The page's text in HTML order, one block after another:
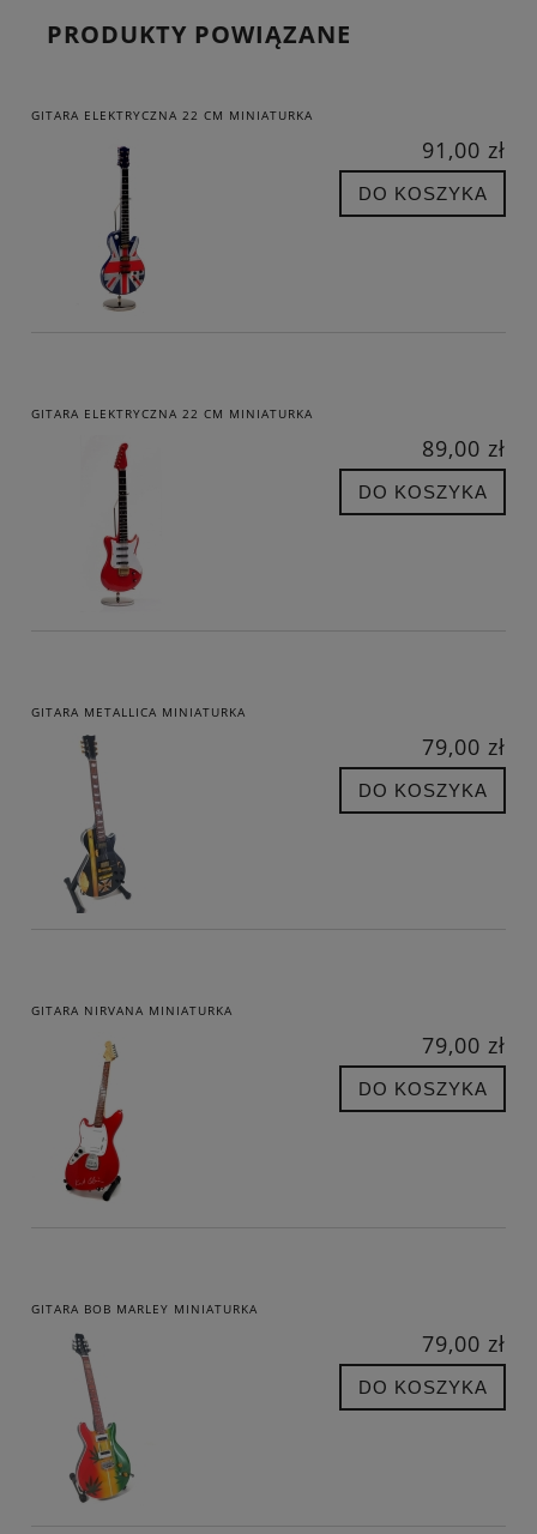
PRODUKTY POWIĄZANE
GITARA ELEKTRYCZNA 22 CM MINIATURKA
91,00 zł
DO KOSZYKA
GITARA ELEKTRYCZNA 22 CM MINIATURKA
89,00 zł
DO KOSZYKA
GITARA METALLICA MINIATURKA
79,00 zł
DO KOSZYKA
GITARA NIRVANA MINIATURKA
79,00 zł
DO KOSZYKA
GITARA BOB MARLEY MINIATURKA
79,00 zł
DO KOSZYKA